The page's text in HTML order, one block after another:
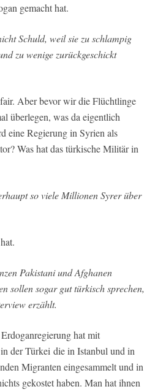
gemacht hat.
Schuld, weil sie zu schlampig
zu wenige zurückgeschickt
Aber bevor wir die Flüchtlinge
überlegen, was da eigentlich
eine Regierung in Syrien als
Was hat das türkische Militär in
so viele Millionen Syrer über
Pakistani und Afghanen
sollen sogar gut türkisch sprechen,
erzählt.
hat mit
der Türkei die in Istanbul und in
Migranten eingesammelt und in
gekostet haben. Man hat ihnen